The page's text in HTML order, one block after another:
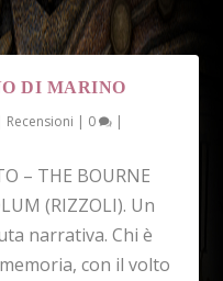
DI MARINO
Recensioni | 0 |
– THE BOURNE
(RIZZOLI). Un
narrativa. Chi è
con il volto